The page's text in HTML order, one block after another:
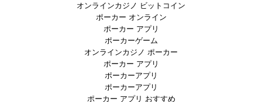
オンラインカジノ ビットコイン
ポーカー オンライン
ポーカー アプリ
ポーカーゲーム
オンラインカジノ ポーカー
ポーカー アプリ
ポーカーアプリ
ポーカーアプリ
ポーカー アプリ おすすめ